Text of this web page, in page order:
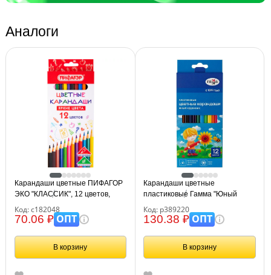
Аналоги
Карандаши цветные ПИФАГОР
ЭКО "КЛАССИК", 12 цветов,
Код: с182048
70.06 ₽ОПТ
В корзину
Карандаши цветные
пластиковые Гамма "Юный
картон. упаковка, европодвес
Код: р389220
130.38 ₽ОПТ
В корзину